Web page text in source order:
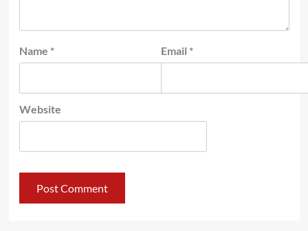
Name * Email *
Website